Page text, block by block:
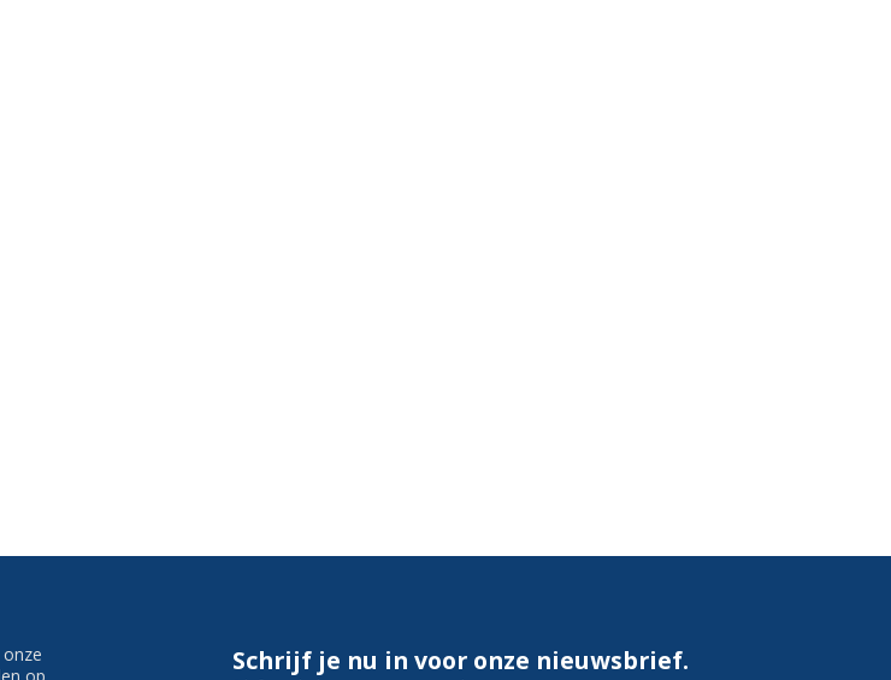
Schrijf je nu in voor onze nieuwsbrief.